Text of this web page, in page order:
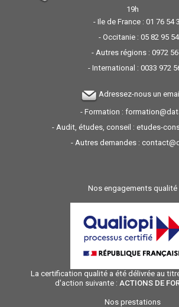
19h
- Ile de France : 01 76 54
- Occitanie : 05 82 95
- Autres régions : 0972
- International : 0033 972
Adressez-nous un
- Formation :
- Audit, études, conseil : etudes-
- Autres demandes :
Nos engagements qualité
La certification qualité a été délivrée au
d'action suivante : ACTIONS DE
Nos prestations